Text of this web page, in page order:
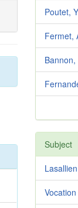
Poutet,
Fermet,
Bannon,
Subject